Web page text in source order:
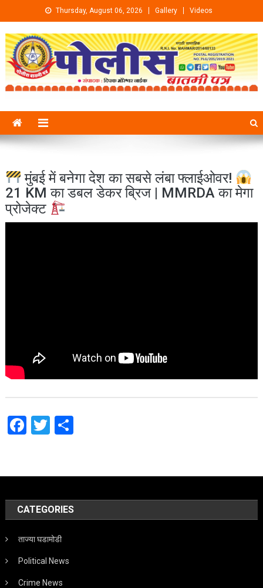
Skip to content Thursday, August 06, 2026 Gallery Videos
मुंबई में बनेगा देश का सबसे लंबा फ्लाईओवर!
21 KM का डबल डेकर ब्रिज | MMRDA का मेगा
प्रोजेक्ट
Facebook
Twitter
Share
CATEGORIES
ताज्या घडामोडी
Political News
Crime News